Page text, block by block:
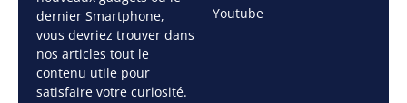
dernier Smartphone,
vous devriez trouver dans
nos articles tout le
contenu utile pour
satisfaire votre curiosité.
Youtube